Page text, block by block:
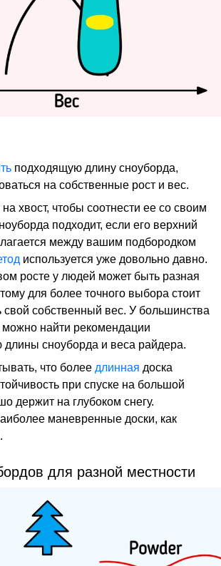
подходящую длину сноуборда,
на собственные рост и вес.
на хвост, чтобы соотнести ее со своим
подходит, если его верхний
между вашим подбородком
используется уже довольно давно.
росте у людей может быть разная
для более точного выбора стоит
свой собственный вес. У большинства
можно найти рекомендации
сноуборда и веса райдера.
что более длинная доска
при спуске на большой
держит на глубоком снегу.
маневренные доски, как
для разной местности